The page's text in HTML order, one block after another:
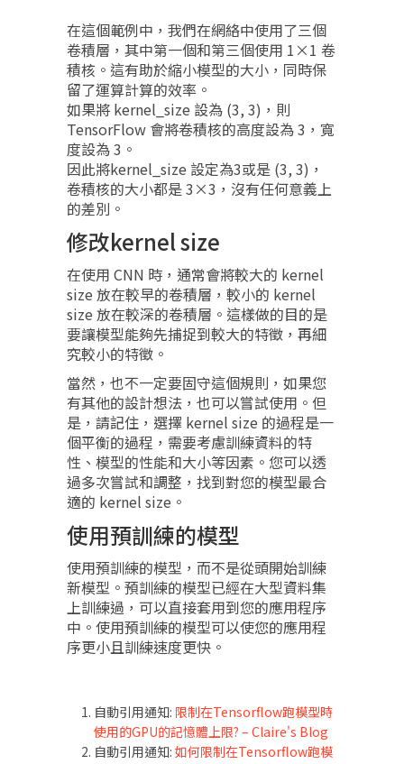
在這個範例中，我們在網絡中使用了三個
卷積層，其中第一個和第三個使用 1×1 卷
積核。這有助於縮小模型的大小，同時保
留了運算計算的效率。
如果將 kernel_size 設為 (3, 3)，則
TensorFlow 會將卷積核的高度設為 3，寬
度設為 3。
因此將kernel_size 設定為3或是 (3, 3)，
卷積核的大小都是 3×3，沒有任何意義上
的差別。
修改kernel size
在使用 CNN 時，通常會將較大的 kernel
size 放在較早的卷積層，較小的 kernel
size 放在較深的卷積層。這樣做的目的是
要讓模型能夠先捕捉到較大的特徵，再細
究較小的特徵。
當然，也不一定要固守這個規則，如果您
有其他的設計想法，也可以嘗試使用。但
是，請記住，選擇 kernel size 的過程是一
個平衡的過程，需要考慮訓練資料的特
性、模型的性能和大小等因素。您可以透
過多次嘗試和調整，找到對您的模型最合
適的 kernel size。
使用預訓練的模型
使用預訓練的模型，而不是從頭開始訓練
新模型。預訓練的模型已經在大型資料集
上訓練過，可以直接套用到您的應用程序
中。使用預訓練的模型可以使您的應用程
序更小且訓練速度更快。
自動引用通知: 限制在Tensorflow跑模型時
使用的GPU的記憶體上限? – Claire's Blog
自動引用通知: 如何限制在Tensorflow跑模